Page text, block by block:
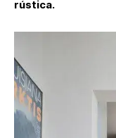
rústica.